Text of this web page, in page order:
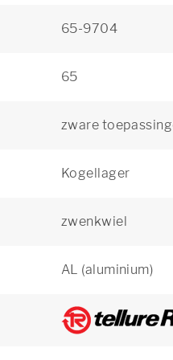
65-9704
65
zware
Kogellager
zwenkwiel
AL (aluminium)